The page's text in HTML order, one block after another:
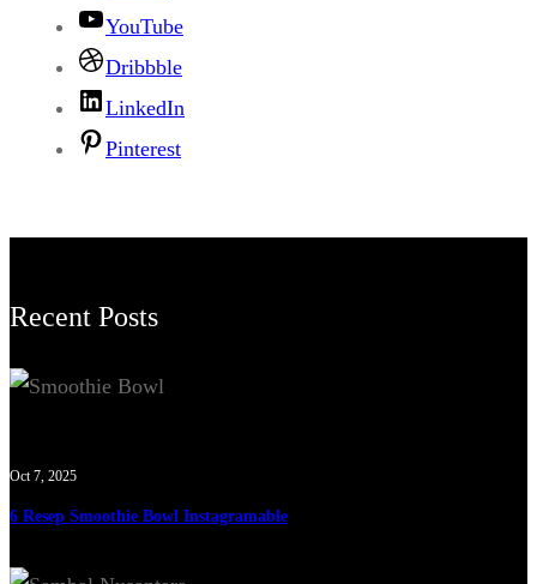
YouTube
Dribbble
LinkedIn
Pinterest
Recent Posts
Oct 7, 2025
6 Resep Smoothie Bowl Instagramable